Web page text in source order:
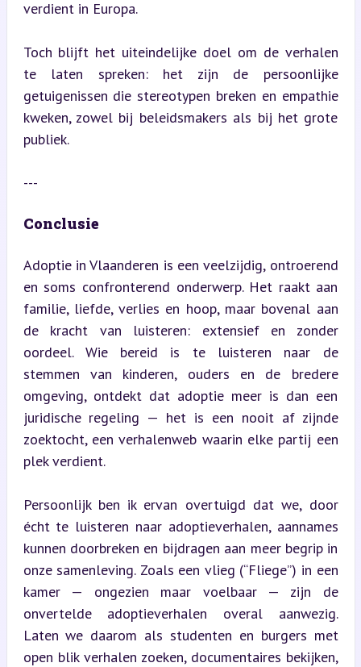
verdient in Europa.
Toch blijft het uiteindelijke doel om de verhalen
te laten spreken: het zijn de persoonlijke
getuigenissen die stereotypen breken en empathie
kweken, zowel bij beleidsmakers als bij het grote
publiek.
---
Conclusie
Adoptie in Vlaanderen is een veelzijdig, ontroerend
en soms confronterend onderwerp. Het raakt aan
familie, liefde, verlies en hoop, maar bovenal aan
de kracht van luisteren: extensief en zonder
oordeel. Wie bereid is te luisteren naar de
stemmen van kinderen, ouders en de bredere
omgeving, ontdekt dat adoptie meer is dan een
juridische regeling — het is een nooit af zijnde
zoektocht, een verhalenweb waarin elke partij een
plek verdient.
Persoonlijk ben ik ervan overtuigd dat we, door
écht te luisteren naar adoptieverhalen, aannames
kunnen doorbreken en bijdragen aan meer begrip in
onze samenleving. Zoals een vlieg (“Fliege”) in een
kamer — ongezien maar voelbaar — zijn de
onvertelde adoptieverhalen overal aanwezig.
Laten we daarom als studenten en burgers met
open blik verhalen zoeken, documentaires bekijken,